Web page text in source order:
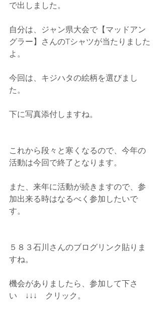
で出しました。
自分は、ジャン県大会で【マッドアン
グラー】さんのTシャツが当たりました
よ。
今回は、キジハタの絵柄を選びまし
た。
下に写真添付しますね。
これから段々と寒くなるので、今年の
活動は今回で終了となります。
また、来年に活動が続きますので、参
加出来る時はなるべく参加したいで
す。
５８３石川さんのブログリンク貼りま
すね。
機会がありましたら、参加して下さ
い　↓↓↓　クリック。